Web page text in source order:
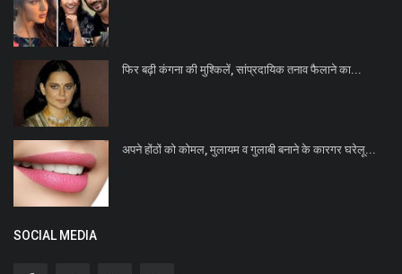
फिर बढ़ी कंगना की मुश्किलें, सांप्रदायिक तनाव फैलाने का...
अपने होंठों को कोमल, मुलायम व गुलाबी बनाने के कारगर घरेलू...
SOCIAL MEDIA